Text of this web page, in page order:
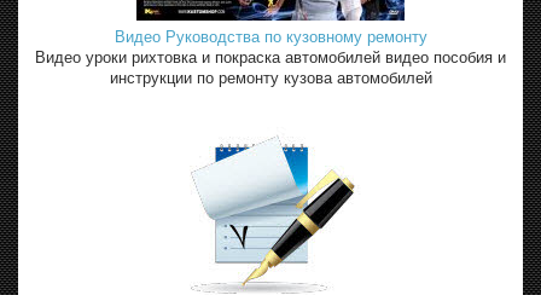
Видео Руководства по кузовному ремонту
Видео уроки рихтовка и покраска автомобилей видео пособия и
инструкции по ремонту кузова автомобилей